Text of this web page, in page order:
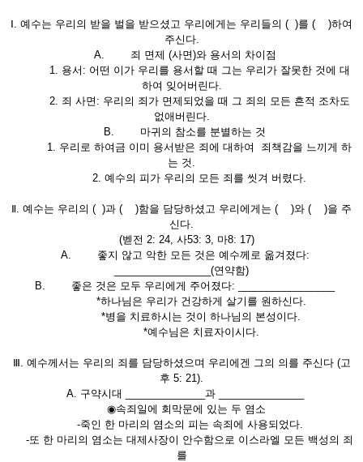
Ⅰ. 예수는 우리의 받을 벌을 받으셨고 우리에게는 우리들의 ( )를 ( )하여
주신다.
A. 죄 면제 (사면)와 용서의 차이점
1. 용서: 어떤 이가 우리를 용서할 때 그는 우리가 잘못한 것에 대
하여 잊어버린다.
2. 죄 사면: 우리의 죄가 면제되었을 때 그 죄의 모든 흔적 조차도
없애버린다.
B. 마귀의 참소를 분별하는 것
1. 우리로 하여금 이미 용서받은 죄에 대하여 죄책감을 느끼게 하
는 것.
2. 예수의 피가 우리의 모든 죄를 씻겨 버렸다.
Ⅱ. 예수는 우리의 ( )과 ( )함을 담당하셨고 우리에게는 ( )와 ( )을 주
신다.
(벧전 2: 24, 사53: 3, 마8: 17)
A. 좋지 않고 악한 모든 것은 예수께로 옮겨졌다:
_________________(연약함)
B. 좋은 것은 모두 우리에게 주어졌다: _________________
*하나님은 우리가 건강하게 살기를 원하신다.
*병을 치료하시는 것이 하나님의 본성이다.
*예수님은 치료자이시다.
Ⅲ. 예수께서는 우리의 죄를 담당하셨으며 우리에겐 그의 의를 주신다 (고
후 5: 21).
A. 구약시대 ______________과 _______________
◉속죄일에 회막문에 있는 두 염소
-죽인 한 마리의 염소의 피는 속죄에 사용되었다.
-또 한 마리의 염소는 대제사장이 안수함으로 이스라엘 모든 백성의 죄
를